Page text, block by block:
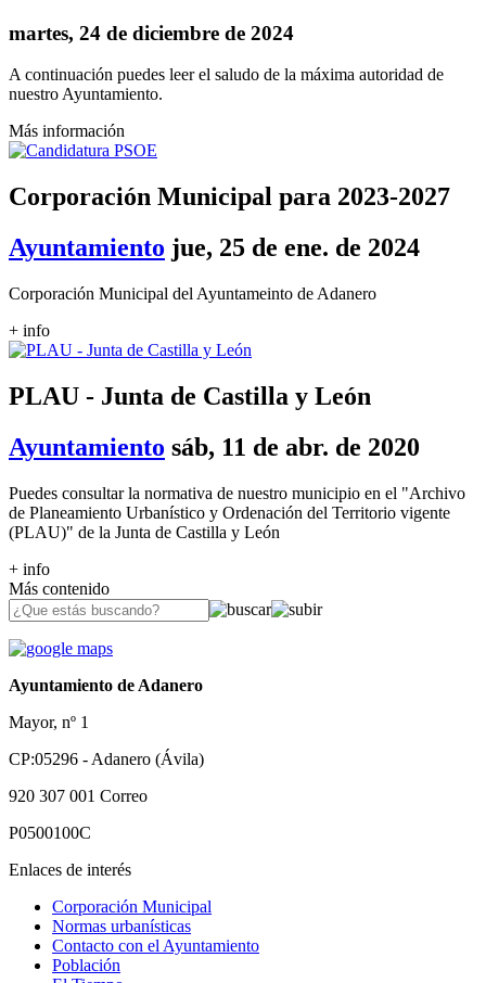
martes, 24 de diciembre de 2024
A continuación puedes leer el saludo de la máxima autoridad de
nuestro Ayuntamiento.
Más información
Corporación Municipal para 2023-2027
Ayuntamiento jue, 25 de ene. de 2024
Corporación Municipal del Ayuntameinto de Adanero
+ info
PLAU - Junta de Castilla y León
Ayuntamiento sáb, 11 de abr. de 2020
Puedes consultar la normativa de nuestro municipio en el "Archivo
de Planeamiento Urbanístico y Ordenación del Territorio vigente
(PLAU)" de la Junta de Castilla y León
+ info
Más contenido
Ayuntamiento de Adanero
Mayor, nº 1
CP:05296 - Adanero (Ávila)
920 307 001 Correo
P0500100C
Enlaces de interés
Corporación Municipal
Normas urbanísticas
Contacto con el Ayuntamiento
Población